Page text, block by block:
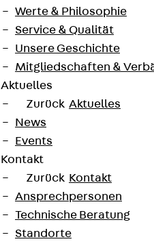
Werte & Philosophie
Service & Qualität
Unsere Geschichte
Mitgliedschaften &
Aktuelles
Zurück Aktuelles
News
Events
Kontakt
Zurück Kontakt
Ansprechpersonen
Technische Beratung
Standorte